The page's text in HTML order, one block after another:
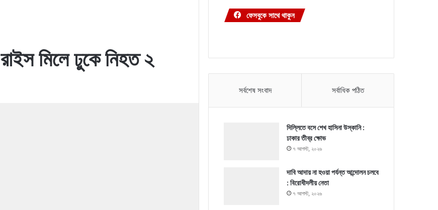
মিলে ঢুকে নিহত ২
ফেসবুকে সাথে থাকুন
সর্বশেষ সংবাদ সর্বাধিক পঠিত
দিল্লিতে বসে শেখ হাসিনা উস্কানি :
ঢাকার তীব্র ক্ষোভ
৭ আগস্ট, ২০২৬
দাবি আদায় না হওয়া পর্যন্ত আন্দোলন চলবে
: বিরোধীদলীয় নেতা
৭ আগস্ট, ২০২৬